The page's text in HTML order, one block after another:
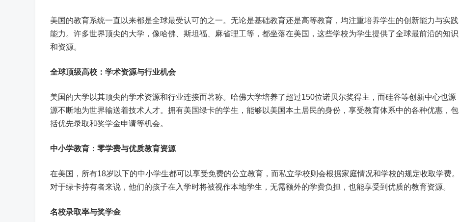
美国的教育系统一直以来都是全球最受认可的之一。无论是基础教育还是高等教育，均注重培养学生的创新能力与实践
能力。许多世界顶尖的大学，像哈佛、斯坦福、麻省理工等，都坐落在美国，这些学校为学生提供了全球最前沿的知识
和资源。
全球顶级高校：学术资源与行业机会
美国的大学以其顶尖的学术资源和行业连接而著称。哈佛大学培养了超过150位诺贝尔奖得主，而硅谷等创新中心也源
源不断地为世界输送着技术人才。拥有美国绿卡的学生，能够以美国本土居民的身份，享受教育体系中的各种优惠，包
括优先录取和奖学金申请等机会。
中小学教育：零学费与优质教育资源
在美国，所有18岁以下的中小学生都可以享受免费的公立教育，而私立学校则会根据家庭情况和学校的规定收取学费。
对于绿卡持有者来说，他们的孩子在入学时将被视作本地学生，无需额外的学费负担，也能享受到优质的教育资源。
名校录取率与奖学金